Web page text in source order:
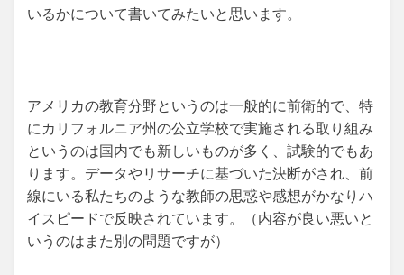
いるかについて書いてみたいと思います。
アメリカの教育分野というのは一般的に前衛的で、特
にカリフォルニア州の公立学校で実施される取り組み
というのは国内でも新しいものが多く、試験的でもあ
ります。データやリサーチに基づいた決断がされ、前
線にいる私たちのような教師の思惑や感想がかなりハ
イスピードで反映されています。（内容が良い悪いと
いうのはまた別の問題ですが）